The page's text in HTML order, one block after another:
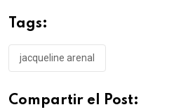
Tags:
jacqueline arenal
Compartir el Post: